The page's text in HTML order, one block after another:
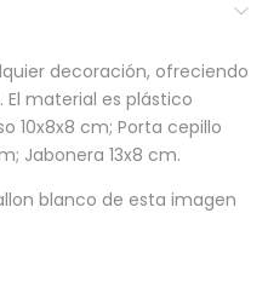
decoración, ofreciendo
material es plástico
10x8x8 cm; Porta cepillo
Jabonera 13x8 cm.
blanco de esta imagen